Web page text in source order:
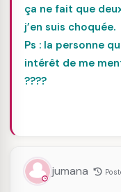
ça ne fait que
j’en suis choquée.
Ps : la personne
intérêt de me
????
jumana